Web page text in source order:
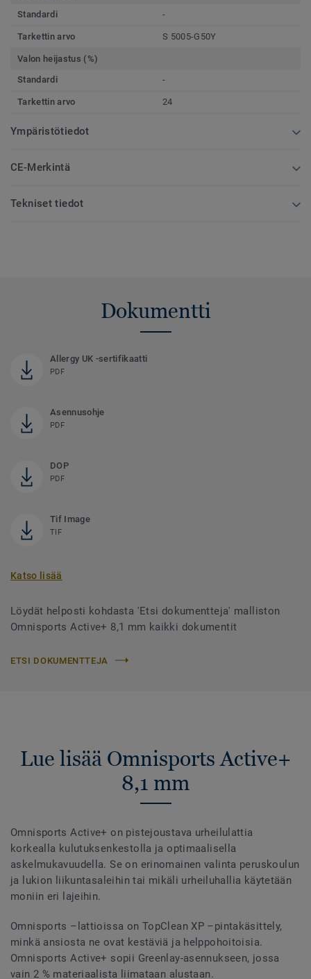
Standardi
-
Tarkettin arvo S 5005-G50Y
Valon heijastus (%)
Standardi
-
Tarkettin arvo 24
Ympäristötiedot
CE-Merkintä
Tekniset tiedot
Dokumentti
Allergy UK -sertifikaatti
PDF
Asennusohje
PDF
DOP
PDF
Tif Image
TIF
Katso lisää
Löydät helposti kohdasta 'Etsi dokumentteja' malliston
Omnisports Active+ 8,1 mm kaikki dokumentit
ETSI DOKUMENTTEJA
Lue lisää Omnisports Active+
8,1 mm
Omnisports Active+ on pistejoustava urheilulattia
korkealla kulutuksenkestolla ja optimaalisella
askelmukavuudella. Se on erinomainen valinta peruskoulun
ja lukion liikuntasaleihin tai mikäli urheiluhallia käytetään
moniin eri lajeihin.
Omnisports –lattioissa on TopClean XP –pintakäsittely,
minkä ansiosta ne ovat kestäviä ja helppohoitoisia.
Omnisports Active+ sopii Greenlay-asennukseen, jossa
vain 2 % materiaalista liimataan alustaan.